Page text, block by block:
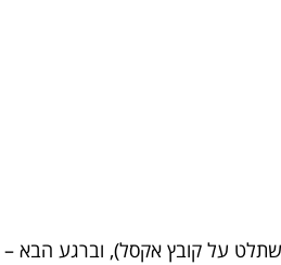
על קובץ אקסל), וברגע הבא –